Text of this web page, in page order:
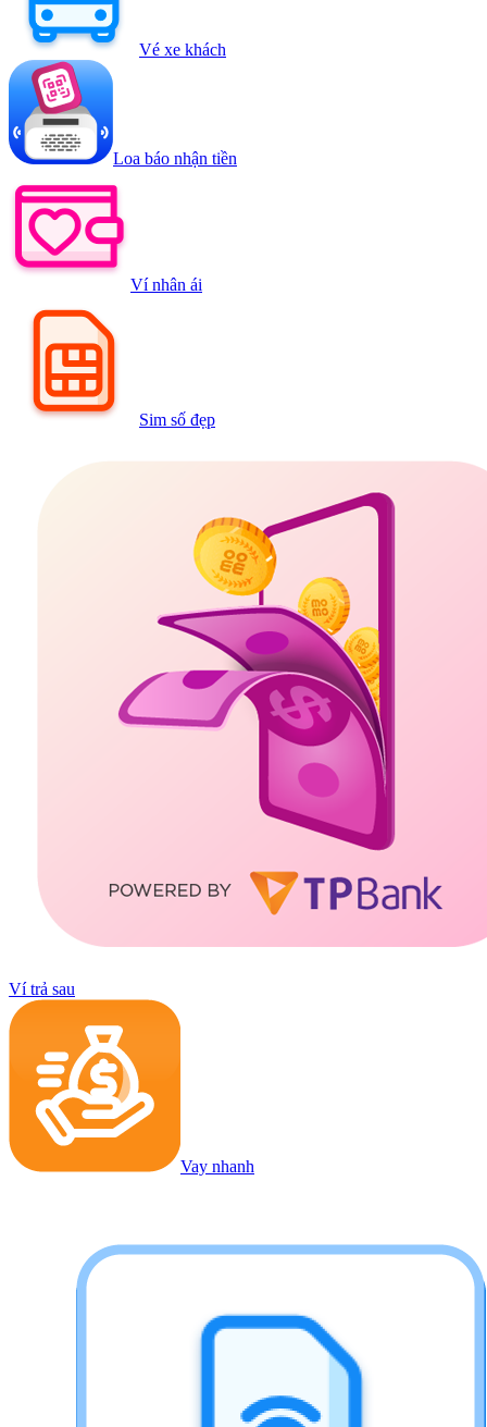
Vé xe khách
Loa báo nhận tiền
Ví nhân ái
Sim số đẹp
Ví trả sau
Vay nhanh